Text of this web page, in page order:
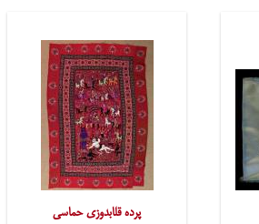
پرده قلابدوزی حماسی